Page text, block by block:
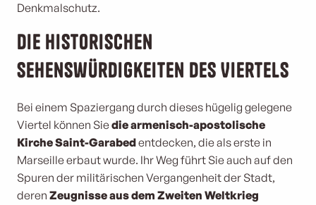
Denkmalschutz.
Die historischen
Sehenswürdigkeiten des Viertels
Bei einem Spaziergang durch dieses hügelig gelegene
Viertel können Siedie armenisch-apostolische
Kirche Saint-Garabedentdecken, die als erste in
Marseille erbaut wurde. Ihr Weg führt Sie auch auf den
Spuren der militärischen Vergangenheit der Stadt,
deren Zeugnisse aus dem Zweiten Weltkrieg